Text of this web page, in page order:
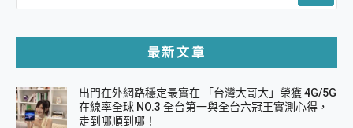
最新文章
出門在外網路穩定最實在 「台灣大哥大」榮獲 4G/5G
在線率全球 NO.3 全台第一與全台六冠王實測心得，
走到哪順到哪！